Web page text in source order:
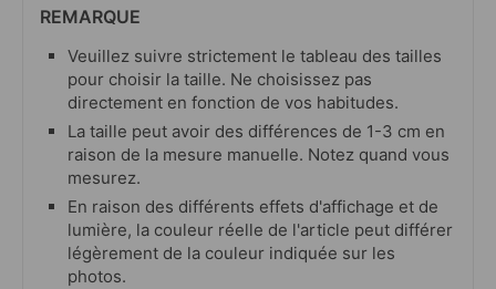
REMARQUE
Veuillez suivre strictement le tableau des tailles
pour choisir la taille. Ne choisissez pas
directement en fonction de vos habitudes.
La taille peut avoir des différences de 1-3 cm en
raison de la mesure manuelle. Notez quand vous
mesurez.
En raison des différents effets d'affichage et de
lumière, la couleur réelle de l'article peut différer
légèrement de la couleur indiquée sur les
photos.